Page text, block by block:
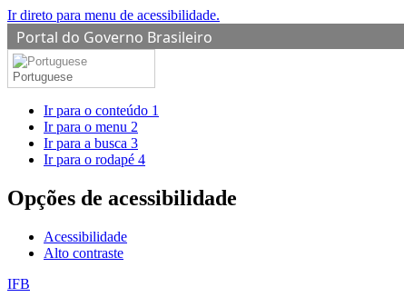
Ir direto para menu de acessibilidade.
Portal do Governo Brasileiro
Portuguese
Ir para o conteúdo 1
Ir para o menu 2
Ir para a busca 3
Ir para o rodapé 4
Opções de acessibilidade
Acessibilidade
Alto contraste
IFB